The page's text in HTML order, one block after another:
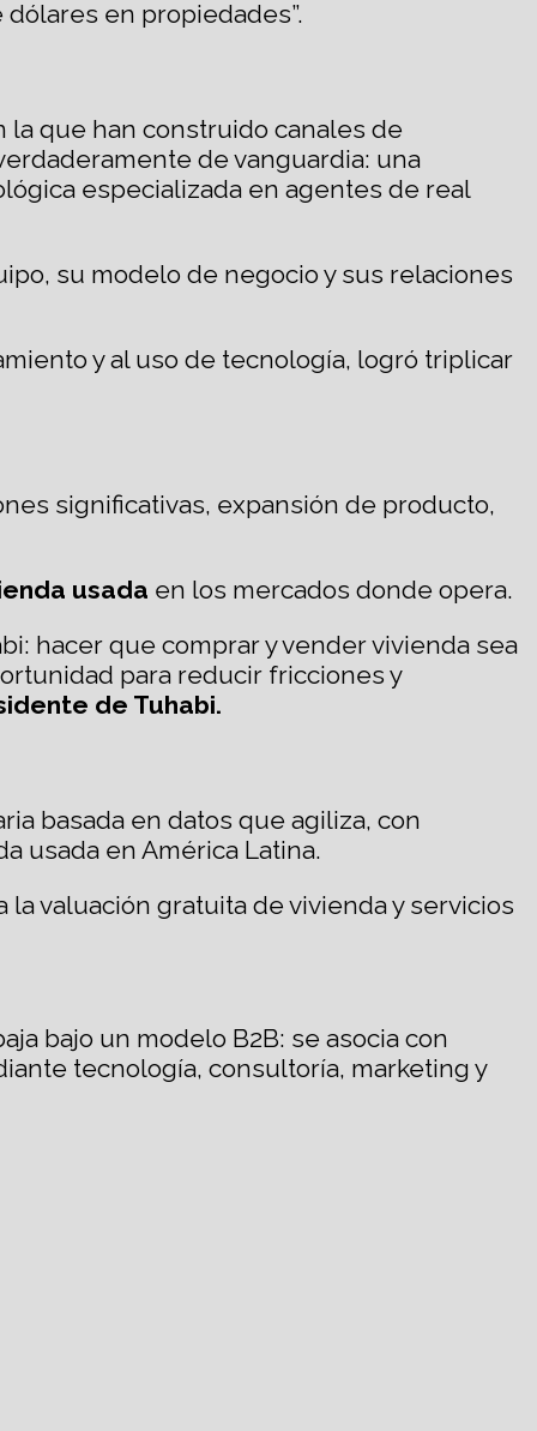
en propiedades”.
la que han construido canales de
de vanguardia: una
especializada en agentes de real
su modelo de negocio y sus relaciones
y al uso de tecnología, logró triplicar
significativas, expansión de producto,
usada en los mercados donde opera.
hacer que comprar y vender vivienda sea
para reducir fricciones y
de Tuhabi.
basada en datos que agiliza, con
usada en América Latina.
valuación gratuita de vivienda y servicios
bajo un modelo B2B: se asocia con
tecnología, consultoría, marketing y